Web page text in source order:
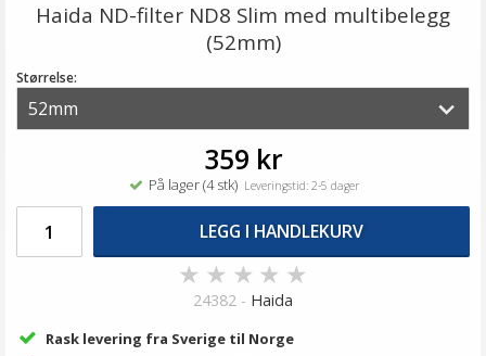
Haida ND-filter ND8 Slim med multibelegg
(52mm)
Størrelse:
359 kr
På lager (4 stk)Leveringstid: 2-5 dager
LEGG I HANDLEKURV
★ ★ ★ ★ ★
24382 - Haida
Rask levering fra Sverige til Norge